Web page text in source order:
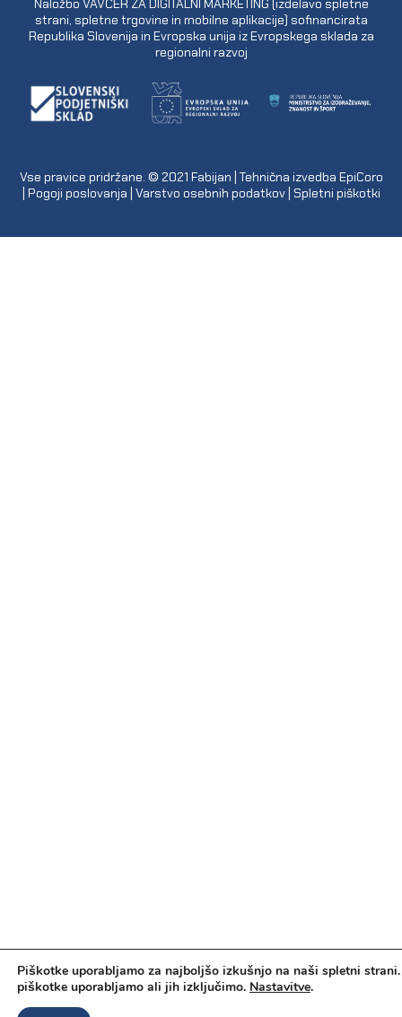
Naložbo VAVČER ZA DIGITALNI MARKETING (izdelavo spletne
strani, spletne trgovine in mobilne aplikacije) sofinancirata
Republika Slovenija in Evropska unija iz Evropskega sklada za
regionalni razvoj
Vse pravice pridržane. © 2021 Fabijan | Tehnična izvedba EpiCoro
Pogoji poslovanja Varstvo osebnih podatkov| Spletni piškotki
Piškotke uporabljamo za najboljšo izkušnjo na naši spletni
piškotke uporabljamo ali jih izključimo. Nastavitve.